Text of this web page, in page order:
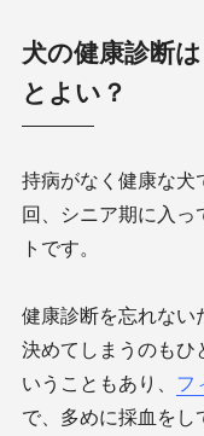
犬の健康診断
とよい？
持病がなく健康な犬
回、シニア期に入っ
トです。
健康診断を忘れない
決めてしまうのもひ
いうこともあり、 フ
で、多めに採血をし